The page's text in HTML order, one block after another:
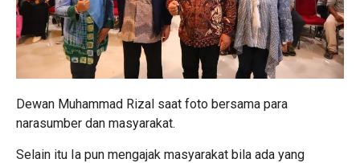
Dewan Muhammad Rizal saat foto bersama para
narasumber dan masyarakat.
Selain itu Ia pun mengajak masyarakat bila ada yang